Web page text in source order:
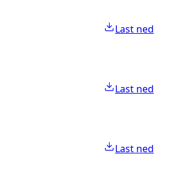
Last ned
Last ned
Last ned